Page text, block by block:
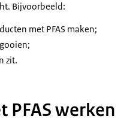
Bijvoorbeeld:
met PFAS maken;
zit.
PFAS werken